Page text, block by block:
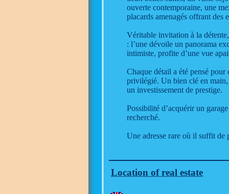
ouverte contemporaine, une
placards amenagés offrant des
Véritable invitation à la
: l’une dévoile un panorama
intimiste, profite d’une vue
Chaque détail a été pensé
privilégié. Un bien clé en
un investissement de prestige.
Possibilité d’acquérir un
recherché.
Une adresse rare où il suffit de
Location of real estate